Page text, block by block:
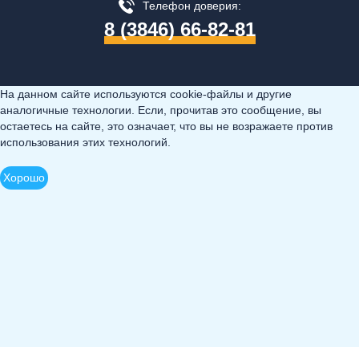
Телефон доверия:
8 (3846) 66-82-81
На данном сайте используются cookie-файлы и другие
аналогичные технологии. Если, прочитав это сообщение, вы
остаетесь на сайте, это означает, что вы не возражаете против
использования этих технологий.
Хорошо